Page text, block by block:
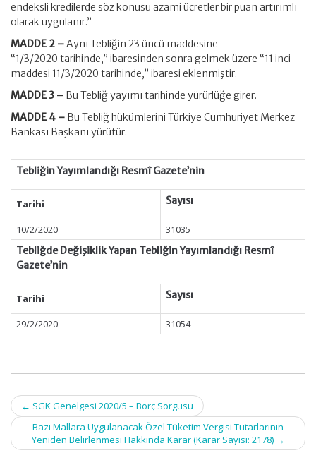
endeksli kredilerde söz konusu azami ücretler bir puan artırımlı
olarak uygulanır.”
MADDE 2 –Aynı Tebliğin 23 üncü maddesine
“1/3/2020 tarihinde,” ibaresinden sonra gelmek üzere “11 inci
maddesi 11/3/2020 tarihinde,” ibaresi eklenmiştir.
MADDE 3 – Bu Tebliğ yayımı tarihinde yürürlüğe girer.
MADDE 4 – Bu Tebliğ hükümlerini Türkiye Cumhuriyet Merkez
Bankası Başkanı yürütür.
Tebliğin Yayımlandığı Resmî Gazete’nin
Tarihi Sayısı
10/2/2020
31035
Tebliğde Değişiklik Yapan Tebliğin Yayımlandığı Resmî
Gazete’nin
Tarihi Sayısı
29/2/2020 31054
Post
navigation
← SGK Genelgesi 2020/5 – Borç Sorgusu
Bazı Mallara Uygulanacak Özel Tüketim Vergisi Tutarlarının
Yeniden Belirlenmesi Hakkında Karar (Karar Sayısı: 2178) →